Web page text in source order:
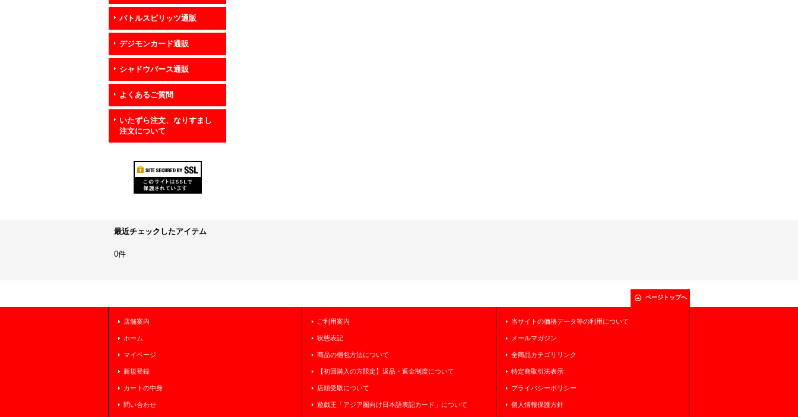
バトルスピリッツ通販
デジモンカード通販
シャドウバース通販
よくあるご質問
いたずら注文、なりすまし
注文について
最近チェックしたアイテム
0件
ページトップへ
店舗案内
ホーム
マイページ
新規登録
カートの中身
問い合わせ
ご利用案内
状態表記
商品の梱包方法について
【初回購入の方限定】返品・返金制度について
店頭受取について
遊戯王「アジア圏向け日本語表記カード」について
当サイトの価格データ等の利用について
メールマガジン
全商品カテゴリリンク
特定商取引法表示
プライバシーポリシー
個人情報保護方針